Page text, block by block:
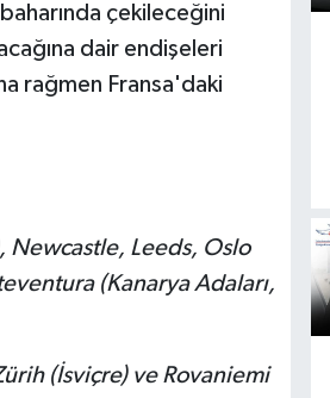
çekileceğini
dair endişeleri
rağmen Fransa'daki
Newcastle, Leeds, Oslo
(Kanarya Adaları,
(İsviçre) ve Rovaniemi